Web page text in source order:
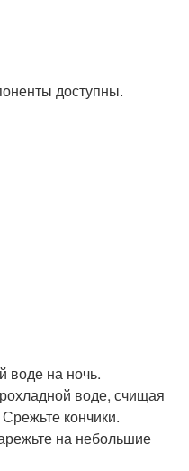
доступны.
воде на ночь.
воде, счищая
кончики.
на небольшие